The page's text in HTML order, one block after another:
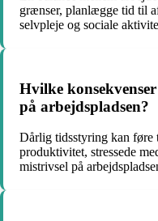
grænser, planlægge tid til
selvpleje og sociale
Hvilke
på arbejdspladsen?
Dårlig tidsstyring kan føre
produktivitet, stressede
mistrivsel på